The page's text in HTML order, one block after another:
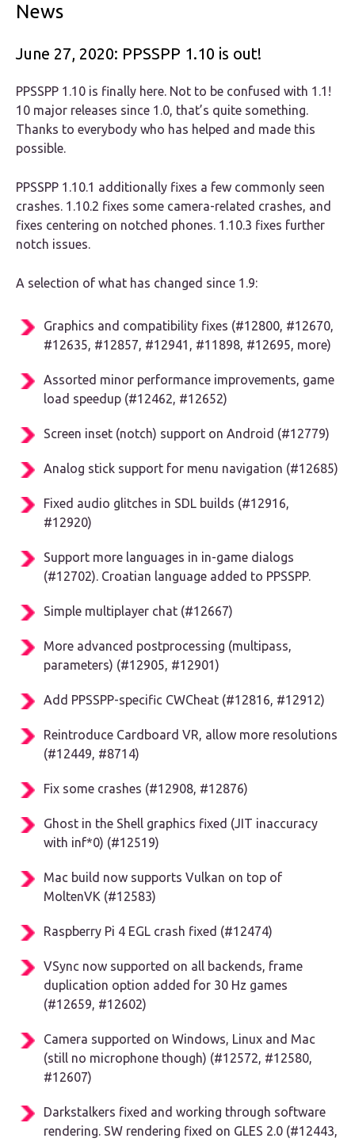
News
June 27, 2020: PPSSPP 1.10 is out!
PPSSPP 1.10 is finally here. Not to be confused with 1.1!
10 major releases since 1.0, that’s quite something.
Thanks to everybody who has helped and made this
possible.
PPSSPP 1.10.1 additionally fixes a few commonly seen
crashes. 1.10.2 fixes some camera-related crashes, and
fixes centering on notched phones. 1.10.3 fixes further
notch issues.
A selection of what has changed since 1.9:
Graphics and compatibility fixes (#12800, #12670,
#12635, #12857, #12941, #11898, #12695, more)
Assorted minor performance improvements, game
load speedup (#12462, #12652)
Screen inset (notch) support on Android (#12779)
Analog stick support for menu navigation (#12685)
Fixed audio glitches in SDL builds (#12916,
#12920)
Support more languages in in-game dialogs
(#12702). Croatian language added to PPSSPP.
Simple multiplayer chat (#12667)
More advanced postprocessing (multipass,
parameters) (#12905, #12901)
Add PPSSPP-specific CWCheat (#12816, #12912)
Reintroduce Cardboard VR, allow more resolutions
(#12449, #8714)
Fix some crashes (#12908, #12876)
Ghost in the Shell graphics fixed (JIT inaccuracy
with inf*0) (#12519)
Mac build now supports Vulkan on top of
MoltenVK (#12583)
Raspberry Pi 4 EGL crash fixed (#12474)
VSync now supported on all backends, frame
duplication option added for 30 Hz games
(#12659, #12602)
Camera supported on Windows, Linux and Mac
(still no microphone though) (#12572, #12580,
#12607)
Darkstalkers fixed and working through software
rendering. SW rendering fixed on GLES 2.0 (#12443,